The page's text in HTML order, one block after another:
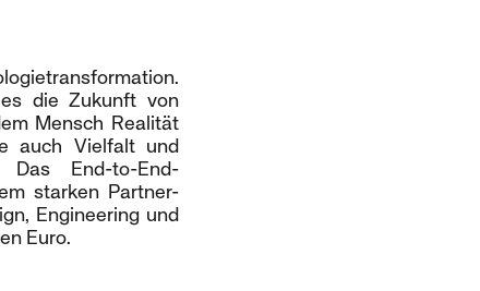
die Zukunft von
Mensch Realität
auch Vielfalt und
End-to-End-
starken Partner-
Engineering und
Euro.